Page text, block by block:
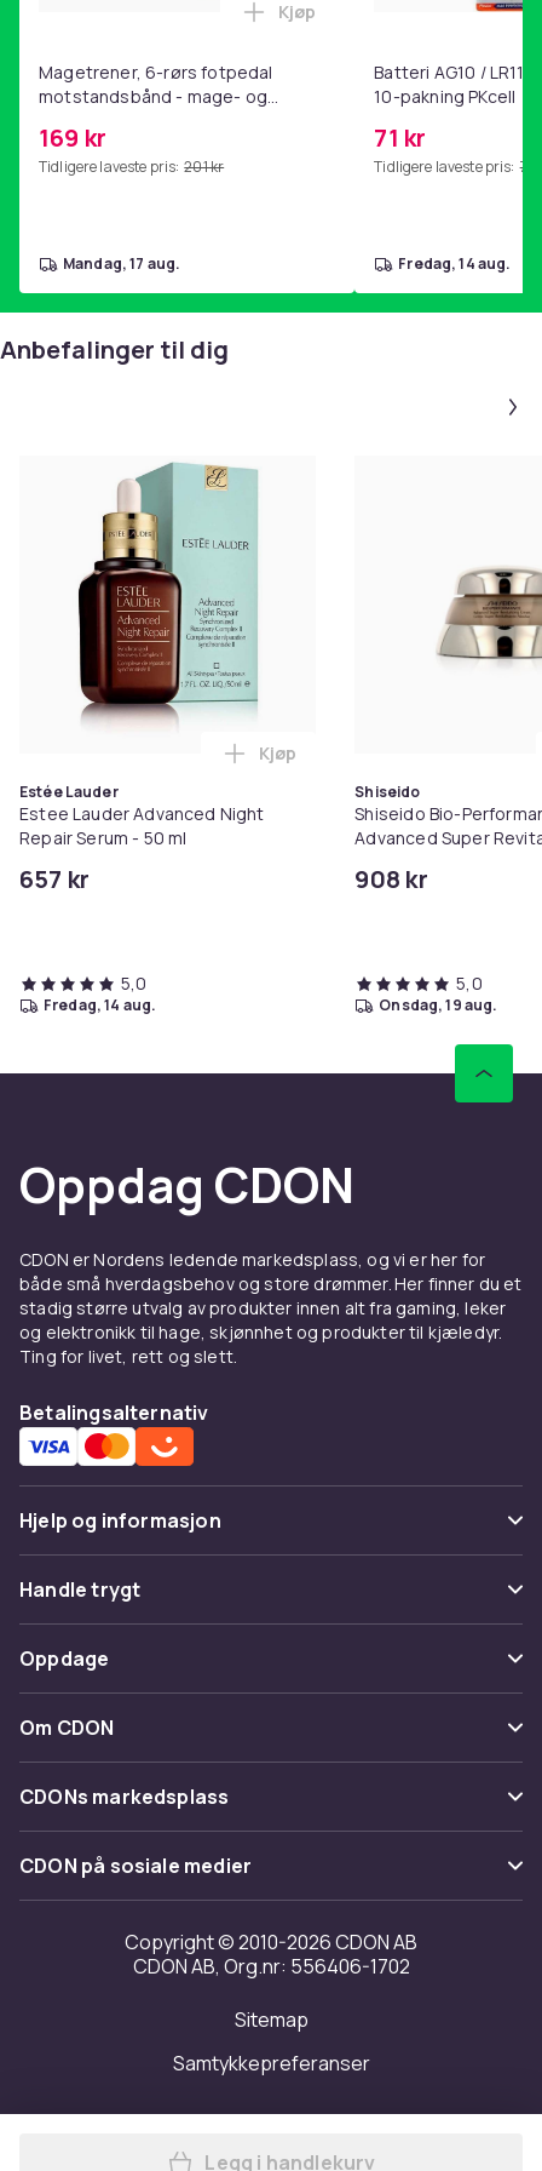
Magetrener, 6-rørs fotpedal
motstandsbånd - mage- og
hjemmegymnastikk Pink
169 kr
Tidligere laveste pris: 201 kr
Legg Magetrener, 6-rørs
Kjøp
mandag, 17 aug.
Batteri AG10 /
10-pakning PKcell
71 kr
Tidligere laveste pris: 76
fredag, 14 aug.
Anbefalinger til dig
Estée Lauder
Estee Lauder Advanced Night
Repair Serum - 50 ml
657 kr
Legg Estee Lauder Advanced
Kjøp
5,0
fredag, 14 aug.
Shiseido
Shiseido Bio-
Advanced Super
908 kr
5,0
onsdag, 19 aug.
Oppdag CDON
CDON er Nordens ledende markedsplass, og vi er her for
både små hverdagsbehov og store drømmer. Her finner du et
stadig større utvalg av produkter innen alt fra gaming, leker
og elektronikk til hage, skjønnhet og produkter til kjæledyr.
Ting for livet, rett og slett.
Betalingsalternativ
Hjelp og informasjon
Vanlige spørsmål
Spor pakke
Angre & returner her
Kontakt oss
Handle trygt
Betaling
Levering
Tilbakekallinger
Oppdage
Kategorier
Varemerker
Om CDON
Om oss
Kundeanmeldelser
Jobbe på CDON
Investor relations
Tilgjengelighet
CDONs markedsplass
Merchant Help Center
CDON på sosiale medier
Copyright © 2010-2026 CDON AB
CDON AB, Org.nr: 556406-1702
Sitemap
Samtykkepreferanser
Legg i handlekurv